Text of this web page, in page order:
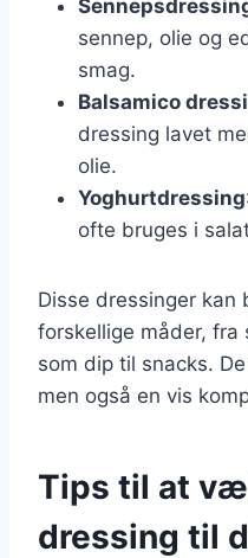
sennep, olie og
smag.
Balsamico
dressing lavet
olie.
Yoghurtdressing
ofte bruges i
Disse dressinger kan
forskellige måder, fra
som dip til snacks.
men også en vis
Tips til at
dressing til